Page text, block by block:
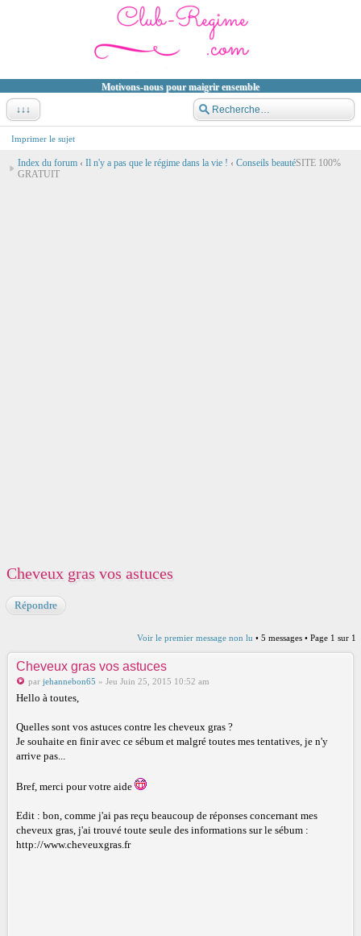
Motivons-nous pour maigrir ensemble
↓↓↓
Imprimer le sujet
Index du forum ‹ Il n'y a pas que le régime dans la vie ! ‹ Conseils beautéSITE 100%
GRATUIT
Cheveux gras vos astuces
Répondre
Voir le premier message non lu • 5 messages • Page 1 sur 1
Cheveux gras vos astuces
par jehannebon65 » Jeu Juin 25, 2015 10:52 am
Hello à toutes,
Quelles sont vos astuces contre les cheveux gras ?
Je souhaite en finir avec ce sébum et malgré toutes mes tentatives, je n'y
arrive pas...
Bref, merci pour votre aide
Edit : bon, comme j'ai pas reçu beaucoup de réponses concernant mes
cheveux gras, j'ai trouvé toute seule des informations sur le sébum :
http://www.cheveuxgras.fr